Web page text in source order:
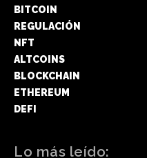
BITCOIN
REGULACIÓN
NFT
ALTCOINS
BLOCKCHAIN
ETHEREUM
DEFI
Lo más leído: